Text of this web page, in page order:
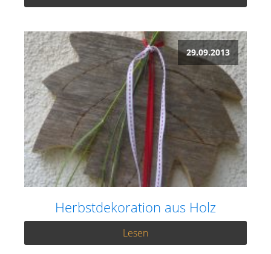
29.09.2013
Herbstdekoration aus Holz
Lesen